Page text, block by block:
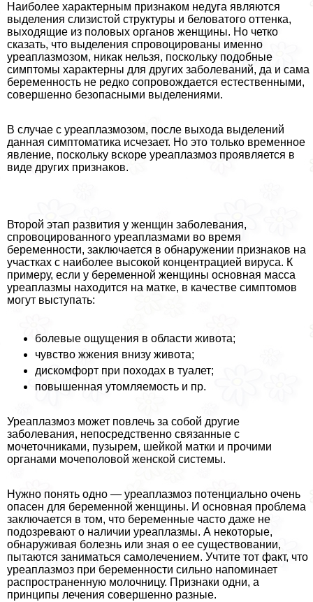
Наиболее хаpaктерным признаком недуга являются
выделения слизистой структуры и беловатого оттенка,
выходящие из пoлoвых органов женщины. Но четко
сказать, что выделения спровоцированы именно
уреаплазмозом, никак нельзя, поскольку подобные
симптомы хаpaктерны для других заболеваний, да и сама
беременность не редко сопровождается естественными,
совершенно безопасными выделениями.
В случае с уреаплазмозом, после выхода выделений
данная симптоматика исчезает. Но это только временное
явление, поскольку вскоре уреаплазмоз проявляется в
виде других признаков.
Второй этап развития у женщин заболевания,
спровоцированного уреаплазмами во время
беременности, заключается в обнаружении признаков на
участках с наиболее высокой концентрацией вируса. К
примеру, если у беременной женщины основная масса
уреаплазмы находится на матке, в качестве симптомов
могут выступать:
болевые ощущения в области живота;
чувство жжения внизу живота;
дискомфорт при походах в туалет;
повышенная утомляемость и пр.
Уреаплазмоз может повлечь за собой другие
заболевания, непосредственно связанные с
мочеточниками, пузырем, шейкой матки и прочими
органами мочепoлoвoй женской системы.
Нужно понять одно — уреаплазмоз потенциально очень
опасен для беременной женщины. И основная проблема
заключается в том, что беременные часто даже не
подозревают о наличии уреаплазмы. А некоторые,
обнаруживая болезнь или зная о ее существовании,
пытаются заниматься самолечением. Учтите тот факт, что
уреаплазмоз при беременности сильно напоминает
распространенную молочницу. Признаки одни, а
принципы лечения совершенно разные.